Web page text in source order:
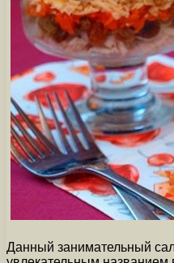
Данный занимательный